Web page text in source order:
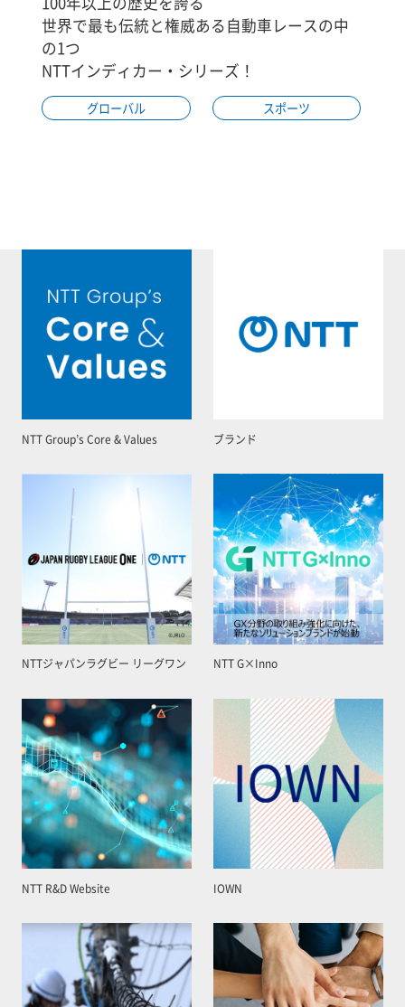
世界で最も伝統と権威ある自動車レースの中
の1つ
NTTインディカー・シリーズ！
グローバル スポーツ
NTT Group’s Core & Values ブランド
NTTジャパンラグビー リーグワン NTT G×Inno
NTT R&D Website IOWN